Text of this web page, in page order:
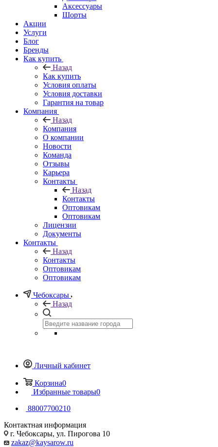
Аксессуары
Шорты
Акции
Услуги
Блог
Бренды
Как купить
Назад
Как купить
Условия оплаты
Условия доставки
Гарантия на товар
Компания
Назад
Компания
О компании
Новости
Команда
Отзывы
Карьера
Контакты
Назад
Контакты
Оптовикам
Оптовикам
Лицензии
Документы
Контакты
Назад
Контакты
Оптовикам
Оптовикам
Чебоксары
Назад
Личный кабинет
Корзина0
Избранные товары0
88007700210
Контактная информация
г. Чебоксары, ул. Пирогова 10
zakaz@kaysarow.ru